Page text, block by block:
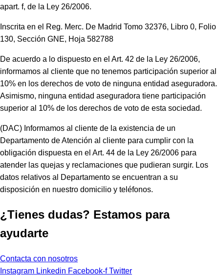
apart. f, de la Ley 26/2006.
Inscrita en el Reg. Merc. De Madrid Tomo 32376, Libro 0, Folio
130, Sección GNE, Hoja 582788
De acuerdo a lo dispuesto en el Art. 42 de la Ley 26/2006,
informamos al cliente que no tenemos participación superior al
10% en los derechos de voto de ninguna entidad aseguradora.
Asimismo, ninguna entidad aseguradora tiene participación
superior al 10% de los derechos de voto de esta sociedad.
(DAC) Informamos al cliente de la existencia de un
Departamento de Atención al cliente para cumplir con la
obligación dispuesta en el Art. 44 de la Ley 26/2006 para
atender las quejas y reclamaciones que pudieran surgir. Los
datos relativos al Departamento se encuentran a su
disposición en nuestro domicilio y teléfonos.
¿Tienes dudas? Estamos para
ayudarte
Contacta con nosotros
Instagram Linkedin Facebook-f Twitter